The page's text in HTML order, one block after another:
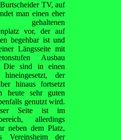
TV, auf
man einen eher
gehaltenen
vor, der auf
begehbar ist und
Längsseite mit
Ausbau
Die sind in einen
hineingesetzt, der
hinaus fortsetzt
heute sehr guten
genutzt wird.
Seite ist im
allerdings
neben dem Platz,
Vereinsheim der